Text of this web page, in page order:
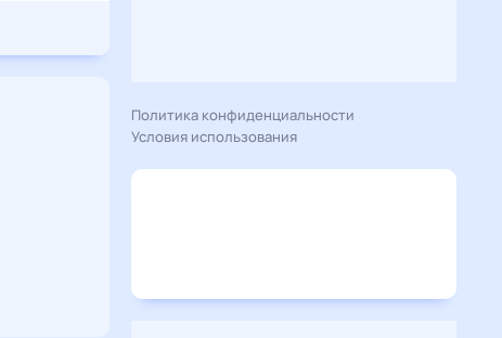
Политика конфиденциальности
Условия использования